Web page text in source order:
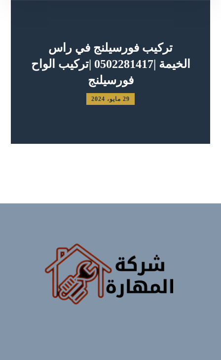
تركيب فورسيلنج في راس
الخيمة |0502281417 |تركيب الواح
فورسيلنج
29 مايو، 2024